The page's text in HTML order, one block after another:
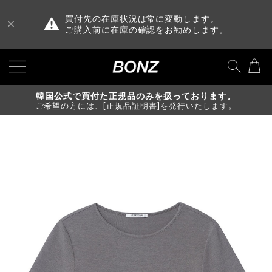
買付先の在庫状況は常に変動します。
ご購入前に在庫の確認をお勧めします。
韓国公式で買付た正規品のみを扱っております。
ご希望の方には、[正規品証明書]を発行いたします。